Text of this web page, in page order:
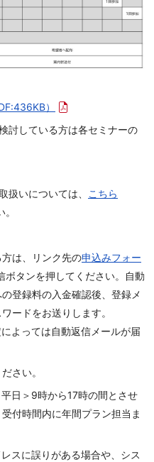
）
討している方は各セミナーの
扱いについては、
こちら
は、リンク先の申込みフォー
ボタンを押してください。自動
登録料の入金確認後、登録メ
ードをお送りします。
よっては自動返信メールが届
さい。
日＞9時から17時の間とさせ
付時間内に年間プラン担当ま
スに誤りがある場合や、シス